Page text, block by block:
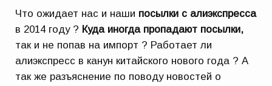
Что ожидает нас и наши посылки с алиэкспресса
в 2014 году ? Куда иногда пропадают посылки,
так и не попав на импорт ? Работает ли
алиэкспресс в канун китайского нового года ? А
так же разъяснение по поводу новостей о